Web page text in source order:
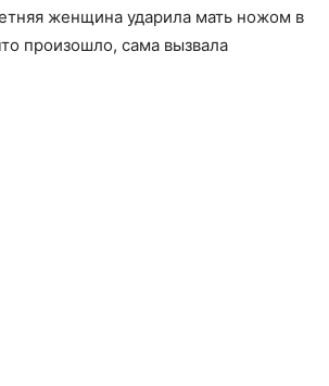
женщина ударила мать ножом в
произошло, сама вызвала